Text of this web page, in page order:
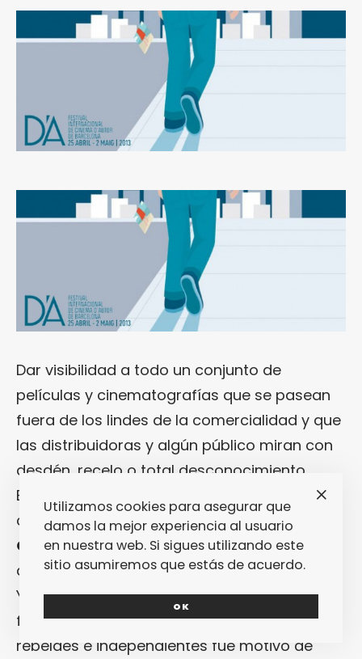
Dar visibilidad a todo un conjunto de
películas y cinematografías que se pasean
fuera de los lindes de la comercialidad y que
las distribuidoras y algún público miran con
desdén, recelo o total desconocimiento…
Esta ha sido la premisa que ha bombeado el
corazón del Festival Internacional de
Cinema d´Autor de Barcelona(D´A) desde
que naciera en 2010, hace ahora tres años.
Ya en su momento, la aparición de un
festival de cine dedicado a esas cintas
rebeldes e independientes fue motivo de
Utilizamos cookies para asegurar que
damos la mejor experiencia al usuario
en nuestra web. Si sigues utilizando este
sitio asumiremos que estás de acuerdo.
OK